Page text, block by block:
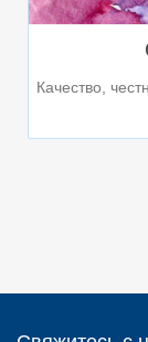
Качество,